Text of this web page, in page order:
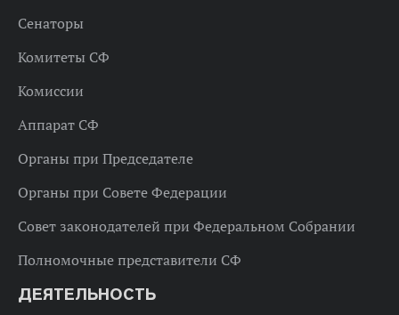
Сенаторы
Комитеты СФ
Комиссии
Аппарат СФ
Органы при Председателе
Органы при Совете Федерации
Совет законодателей при Федеральном Собрании
Полномочные представители СФ
ДЕЯТЕЛЬНОСТЬ